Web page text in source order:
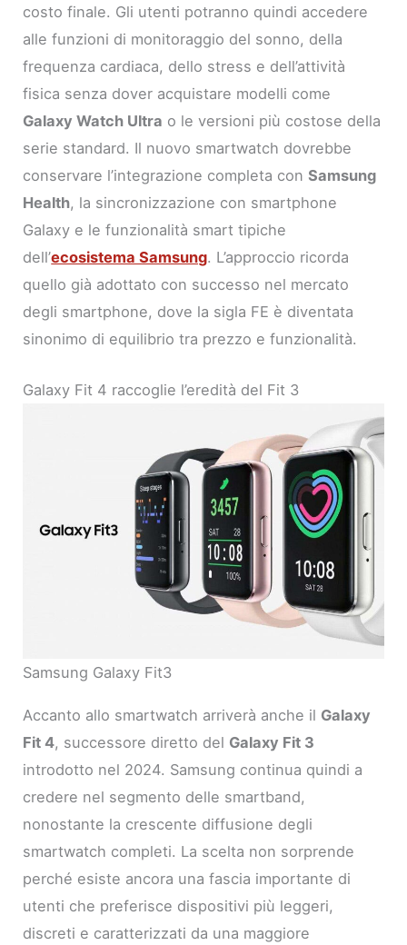
costo finale. Gli utenti potranno quindi accedere
alle funzioni di monitoraggio del sonno, della
frequenza cardiaca, dello stress e dell’attività
fisica senza dover acquistare modelli come
Galaxy Watch Ultra o le versioni più costose della
serie standard. Il nuovo smartwatch dovrebbe
conservare l’integrazione completa conSamsung
Health, la sincronizzazione con smartphone
Galaxy e le funzionalità smart tipiche
dell’ecosistema Samsung. L’approccio ricorda
quello già adottato con successo nel mercato
degli smartphone, dove la sigla FE è diventata
sinonimo di equilibrio tra prezzo e funzionalità.
Galaxy Fit 4 raccoglie l’eredità del Fit 3
Samsung Galaxy Fit3
Accanto allo smartwatch arriverà anche il Galaxy
Fit 4, successore diretto del Galaxy Fit 3
introdotto nel 2024. Samsung continua quindi a
credere nel segmento delle smartband,
nonostante la crescente diffusione degli
smartwatch completi. La scelta non sorprende
perché esiste ancora una fascia importante di
utenti che preferisce dispositivi più leggeri,
discreti e caratterizzati da una maggiore